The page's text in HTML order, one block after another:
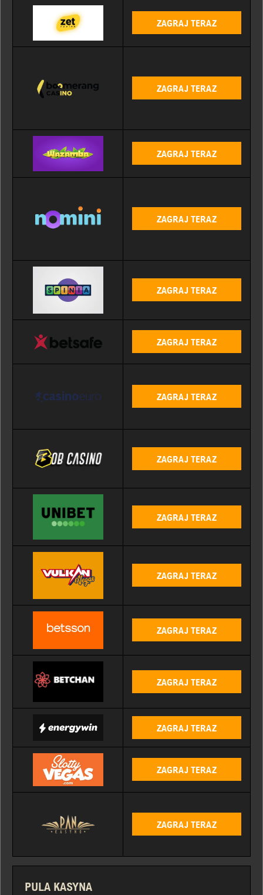
ZAGRAJ TERAZ
ZAGRAJ TERAZ
ZAGRAJ TERAZ
ZAGRAJ TERAZ
ZAGRAJ TERAZ
ZAGRAJ TERAZ
ZAGRAJ TERAZ
ZAGRAJ TERAZ
ZAGRAJ TERAZ
ZAGRAJ TERAZ
ZAGRAJ TERAZ
ZAGRAJ TERAZ
ZAGRAJ TERAZ
ZAGRAJ TERAZ
ZAGRAJ TERAZ
PULA KASYNA